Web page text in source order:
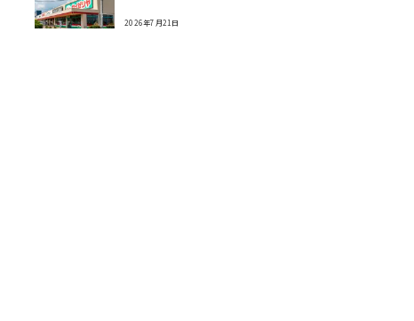
2026年7月21日